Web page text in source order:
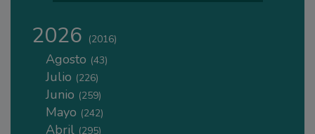
2026 (2016)
Agosto (43)
Julio (226)
Junio (259)
Mayo (242)
Abril (295)